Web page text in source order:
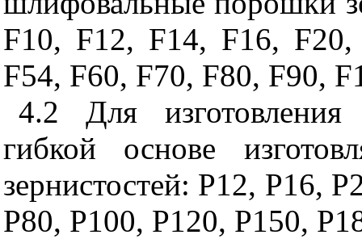
F10, F12, F14, F16,
F54, F60, F70, F80, F90,
4.2 Для изготовления
гибкой основе
зернистостей: Р12, Р16,
Р80, Р100, Р120, Р150,